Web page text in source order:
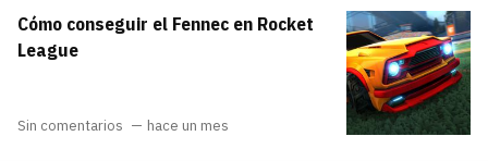
Cómo conseguir el Fennec en Rocket
League
Sin comentarios hace un mes